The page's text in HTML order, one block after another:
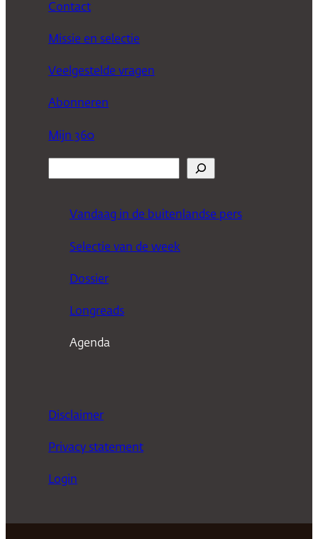
Contact
Missie en selectie
Veelgestelde vragen
Abonneren
Mijn 360
Vandaag in de buitenlandse pers
Selectie van de week
Dossier
Longreads
Agenda
Disclaimer
Privacy statement
Login